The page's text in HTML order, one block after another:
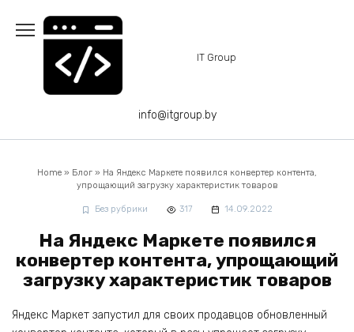
содержанию
IT Group
info@itgroup.by
Home » Блог » На Яндекс Маркете появился конвертер контента,
упрощающий загрузку характеристик товаров
Без рубрики 317 14.09.2022
На Яндекс Маркете появился
конвертер контента, упрощающий
загрузку характеристик товаров
Яндекс Маркет запустил для своих продавцов обновленный